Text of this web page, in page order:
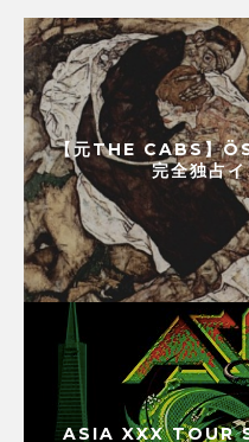
【元THE CABS】
完全独占
ASIA XXX TOUR